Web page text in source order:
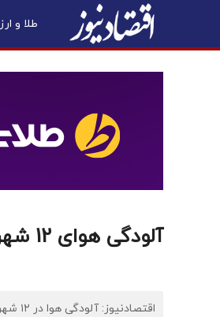
طلا و ارز
آلودگی هوای 12 شهر در وضعیت بسیار ناسالم
اقتصادنیوز: آلودگی هوا در ۱۲ شهر خوزستان؛ اهواز و ماهشهر در وضعیت بسیار ناسالم قرار دارد.